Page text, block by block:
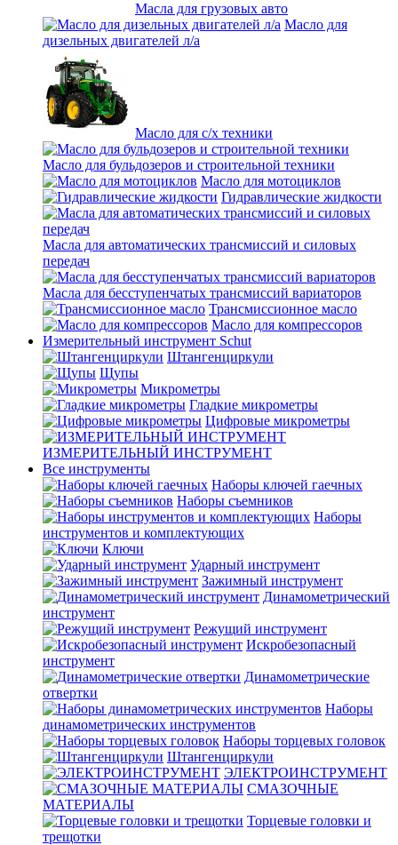
Масла для грузовых авто
Масло для
дизельных двигателей л/а
Масло для с/х техники
Масло для бульдозеров и строительной техники
Масло для мотоциклов
Гидравлические жидкости
Масла для автоматических трансмиссий и силовых
передач
Масла для бесступенчатых трансмиссий вариаторов
Трансмиссионное масло
Масло для компрессоров
Измерительный инструмент Schut
Штангенциркули
Щупы
Микрометры
Гладкие микрометры
Цифровые микрометры
ИЗМЕРИТЕЛЬНЫЙ ИНСТРУМЕНТ
Все инструменты
Наборы ключей гаечных
Наборы съемников
Наборы
инструментов и комплектующих
Ключи
Ударный инструмент
Зажимный инструмент
Динамометрический
инструмент
Режущий инструмент
Искробезопасный
инструмент
Динамометрические
отвертки
Наборы
динамометрических инструментов
Наборы торцевых головок
Штангенциркули
ЭЛЕКТРОИНСТРУМЕНТ
СМАЗОЧНЫЕ
МАТЕРИАЛЫ
Торцевые головки и
трещотки